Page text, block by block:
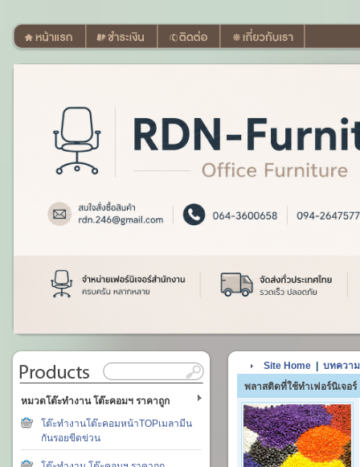
หมวดโต๊ะทำงาน โต๊ะคอมฯ ราคาถูก
โต๊ะทำงานโต๊ะคอมหน้าTOPเมลามีน
กันรอยขีดข่วน
Site Home
บทควา
พลาสติดที่ใช้ทำเฟอร์นิเจอร์